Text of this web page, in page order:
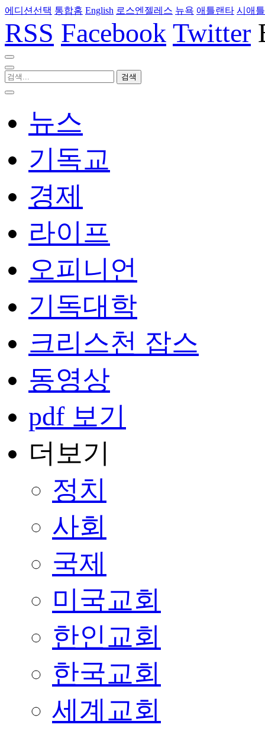
에디션선택 통합홈 English 로스엔젤레스 뉴욕 애틀랜타 시애틀
RSS Facebook Twitter
뉴스
기독교
경제
라이프
오피니언
기독대학
크리스천 잡스
동영상
pdf 보기
더보기
정치
사회
국제
미국교회
한인교회
한국교회
세계교회